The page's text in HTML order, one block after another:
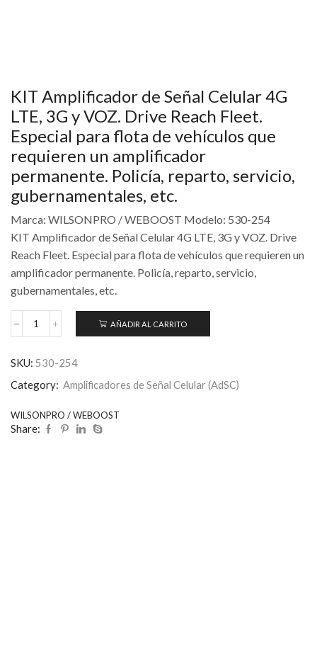
KIT Amplificador de Señal Celular 4G
LTE, 3G y VOZ. Drive Reach Fleet.
Especial para flota de vehículos que
requieren un amplificador
permanente. Policía, reparto, servicio,
gubernamentales, etc.
Marca: WILSONPRO / WEBOOST Modelo: 530-254
KIT Amplificador de Señal Celular 4G LTE, 3G y VOZ. Drive
Reach Fleet. Especial para flota de vehículos que requieren un
amplificador permanente. Policía, reparto, servicio,
gubernamentales, etc.
AÑADIR AL CARRITO
SKU: 530-254
Category: Amplificadores de Señal Celular (AdSC)
WILSONPRO / WEBOOST
Share: